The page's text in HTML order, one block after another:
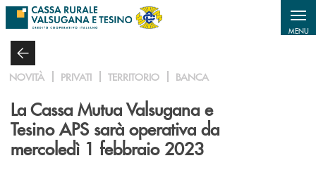
Salta al contenuto principale
MENU
NOVITÀ PRIVATI TERRITORIO BANCA
La Cassa Mutua Valsugana e
Tesino APS sarà operativa da
mercoledì 1 febbraio 2023